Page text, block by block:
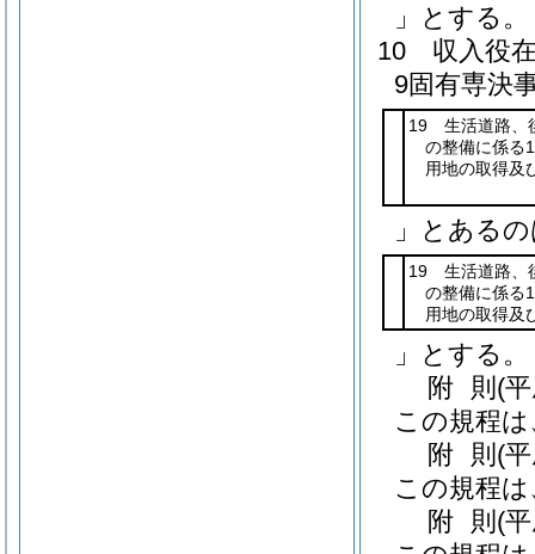
」とする。
10
収入役
9固有専決
19 生活道路、
の整備に係る
用地の取得及
」とある
19 生活道路、
の整備に係る
用地の取得及
」とする。
附 則 (
この規程
附 則 (
この規程
附 則 (